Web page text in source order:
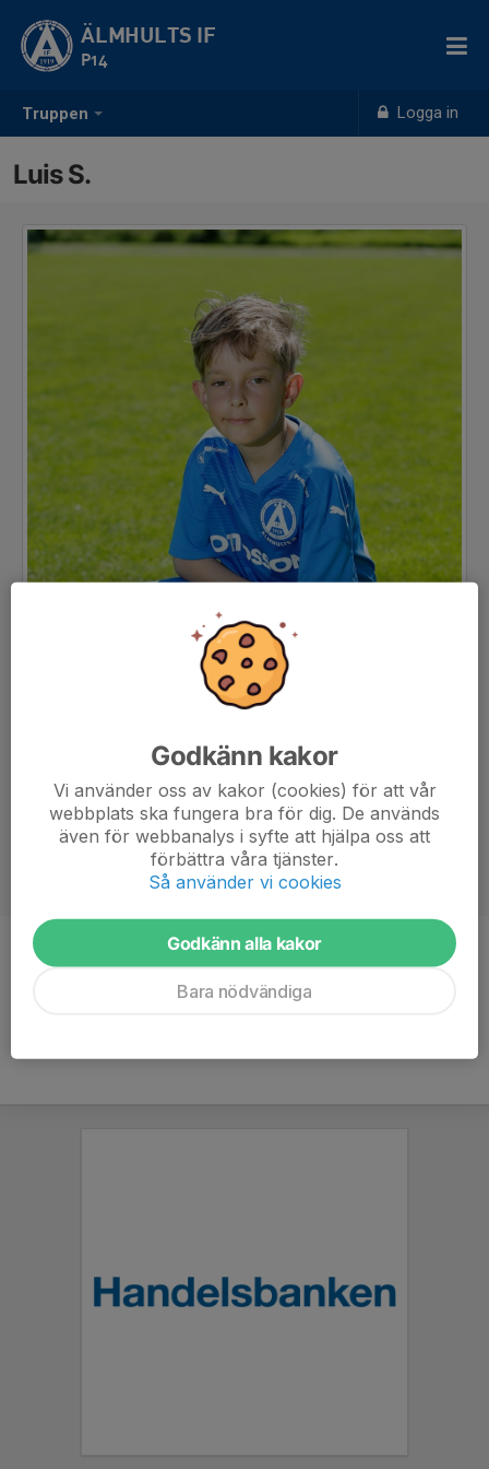
Truppen Logga in
ÄLMHULTS IF
P14
Luis S.
Ålder
Godkänn kakor
Vi använder oss av kakor (cookies) för att vår
webbplats ska fungera bra för dig. De används
även för webbanalys i syfte att hjälpa oss att
förbättra våra tjänster.
Så använder vi cookies
Godkänn alla kakor
Bara nödvändiga